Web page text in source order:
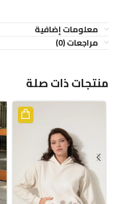
معلومات إضافية
مراجعات (0)
منتجات ذات صلة